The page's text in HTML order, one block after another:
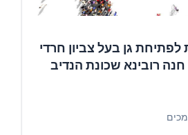
לפתיחת גן בעל צביון חרדי
רובינא שכונת הנדיב